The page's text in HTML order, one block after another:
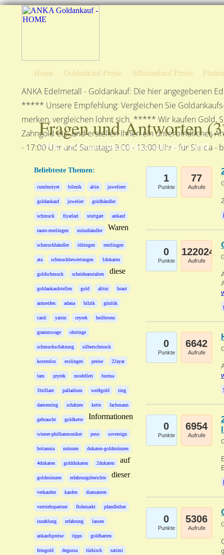
Home Goldankauf Preise Silberankauf Preise
ANKA Edelmetall - Goldankauf: Die hier angegebenen
***** Unsere Empfehlung: Vergleichen Sie
merken, vergleichen lohnt sich. ***** Wir kaufen Gold,
Zahngold etc. und erstellen Ihnen ein unverbindliches
- 17:00 Uhr und Samstags 9:00 - 13:00 Uhr - für Sie
Fragen und Antworten (
ANKA Edelmetallhandelsgesellschaft mbH
Beliebteste Themen:
cumhuriyet bilezik altin juweliere
goldankauf juwelier goldhändler
schmuck fiyatlari stuttgart ankauf
raum-reutlingen münzhändler
schmuckhändler tübingen reutlingen
ata schmuckbewertungen 1dukaten
goldschmuck scheideanstalten
goldankaufstellen gold altini braut
armreifen adana bilzik günlük
canli yarim ceyrek heilbronn
grammwage ohrringe
schmuckschätzung silberschmuck
kostenlos esslingen preise 22ayar
tam çeyrek modelleri burma
1brillant palladium weißgold ring
damenring schätzen kette fachmann
gebraucht goldkette
wiener-philharmoniker peso sovereign
britannia münzen dukaten-goldmünzen
4dukaten golddukaten 2dukaten
goldmünzen erfahrungsberichte
verkaufen kaufen diamanten
vertriebspartner flohmarkt pfandleiher
inzahlung erfahrung lassen
ankaufspreise tipps goldbarren
feingold degussa türkisch satimi
Waren
diese
Informationen
auf
dieser
1
Punkte
77
Aufrufe
0
Punkte
122024
Aufrufe
0
Punkte
6642
Aufrufe
0
Punkte
6954
Aufrufe
0
Punkte
5306
Aufrufe